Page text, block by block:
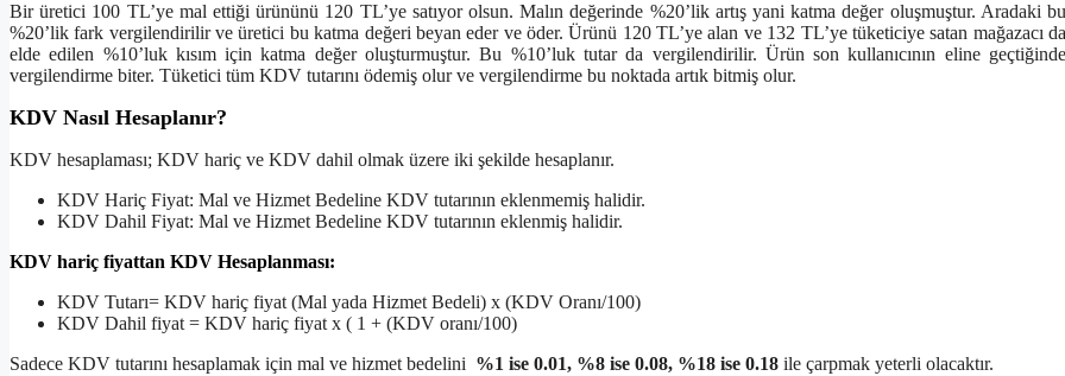
Bir üretici 100 TL’ye mal ettiği ürününü 120 TL’ye satıyor olsun. Malın değerinde %20’lik artış yani katma değer oluşmuştur. Aradaki bu
%20’lik fark vergilendirilir ve üretici bu katma değeri beyan eder ve öder. Ürünü 120 TL’ye alan ve 132 TL’ye tüketiciye satan mağazacı da
elde edilen %10’luk kısım için katma değer oluşturmuştur. Bu %10’luk tutar da vergilendirilir. Ürün son kullanıcının eline geçtiğinde
vergilendirme biter. Tüketici tüm KDV tutarını ödemiş olur ve vergilendirme bu noktada artık bitmiş olur.
KDV Nasıl Hesaplanır?
KDV hesaplaması; KDV hariç ve KDV dahil olmak üzere iki şekilde hesaplanır.
KDV Hariç Fiyat: Mal ve Hizmet Bedeline KDV tutarının eklenmemiş halidir.
KDV Dahil Fiyat: Mal ve Hizmet Bedeline KDV tutarının eklenmiş halidir.
KDV hariç fiyattan KDV Hesaplanması:
KDV Tutarı= KDV hariç fiyat (Mal yada Hizmet Bedeli) x (KDV Oranı/100)
KDV Dahil fiyat = KDV hariç fiyat x ( 1 + (KDV oranı/100)
Sadece KDV tutarını hesaplamak için mal ve hizmet bedelini %1 ise 0.01, %8 ise 0.08, %18 ise 0.18 ile çarpmak yeterli olacaktır.